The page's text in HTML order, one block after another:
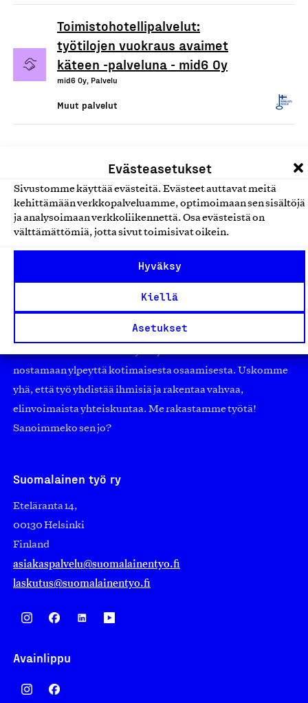
Evästeasetukset
Sivustomme käyttää evästeitä. Evästeet auttavat meitä
kehittämään verkkopalveluamme, optimoimaan sen sisältöjä
ja analysoimaan verkkoliikennettä. Osa evästeistä on
välttämättömiä, jotta sivut toimisivat oikein.
Hyväksy
Kiellä
Asetukset
Toimistohotellipalvelut:
työtilojen vuokraus avaimet
käteen -palveluna - mid6 Oy
mid6 Oy, Palvelu
Muut palvelut
työmarkkinajärjestöistä riippumaton yhdistys.
Jäseninämme on koko suomalaisen yhteiskunnan kirjo
pienistä pajoista ja yhteisöistä kansainvälisiin
suuryrityksiin. Meidät on perustettu yli 100 vuotta sitten
nostamaan ylpeyttä kotimaisesta osaamisesta. Uskomme
yhä, että työ yhdistää ihmisiä ja rakentaa vahvaa,
elinvoimaista yhteiskuntaa. Me rakastamme työtä!
Sanoimmeko sen jo?
Suomalainen työ ry
Eteläranta 14,
00130 Helsinki
Finland
asiakaspalvelu@suomalainentyo.fi
laskutus@suomalainentyo.fi
Avainlippu